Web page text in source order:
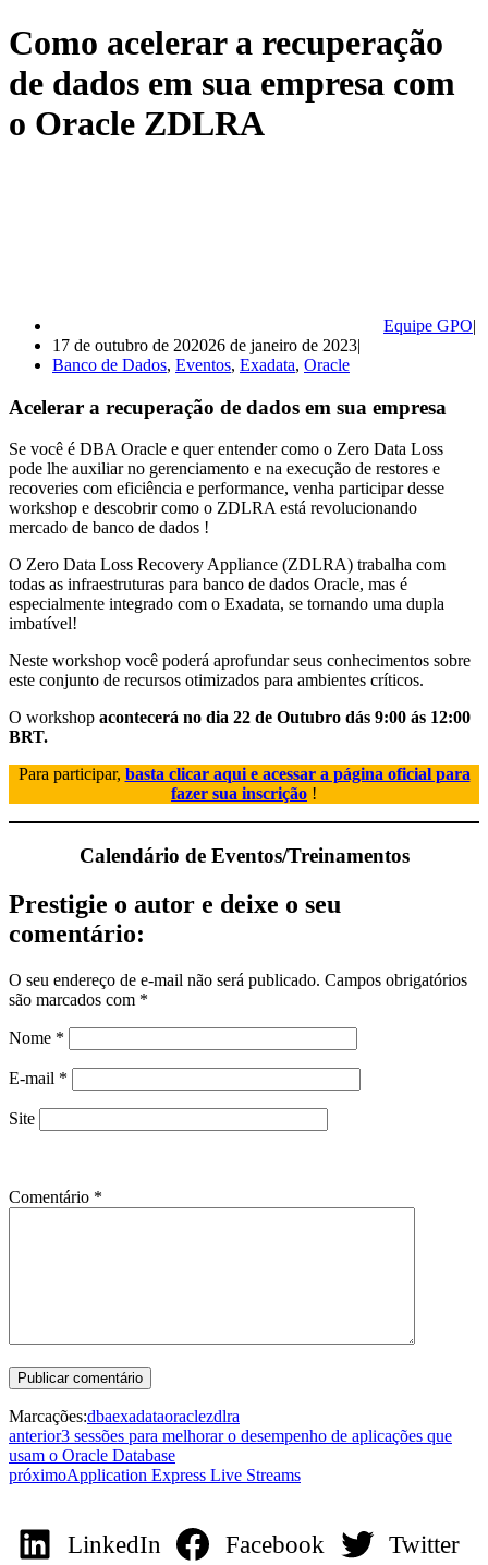
Como acelerar a recuperação
de dados em sua empresa com
o Oracle ZDLRA
Equipe GPO
17 de outubro de 202026 de janeiro de 2023
Banco de Dados, Eventos, Exadata, Oracle
Acelerar a recuperação de dados em sua empresa
Se você é DBA Oracle e quer entender como o Zero Data Loss
pode lhe auxiliar no gerenciamento e na execução de restores e
recoveries com eficiência e performance, venha participar desse
workshop e descobrir como o ZDLRA está revolucionando
mercado de banco de dados !
O Zero Data Loss Recovery Appliance (ZDLRA) trabalha com
todas as infraestruturas para banco de dados Oracle, mas é
especialmente integrado com o Exadata, se tornando uma dupla
imbatível!
Neste workshop você poderá aprofundar seus conhecimentos sobre
este conjunto de recursos otimizados para ambientes críticos.
O workshop acontecerá no dia 22 de Outubro dás 9:00 ás 12:00
BRT.
Para participar, basta clicar aqui e acessar a página oficial para
fazer sua inscrição !
Calendário de Eventos/Treinamentos
Prestigie o autor e deixe o seu
comentário:
O seu endereço de e-mail não será publicado. Campos obrigatórios
são marcados com *
Nome *
E-mail *
Site
Comentário *
Marcações:dbaexadataoraclezdlra
anterior3 sessões para melhorar o desempenho de aplicações que
usam o Oracle Database
próximoApplication Express Live Streams
LinkedIn Facebook Twitter